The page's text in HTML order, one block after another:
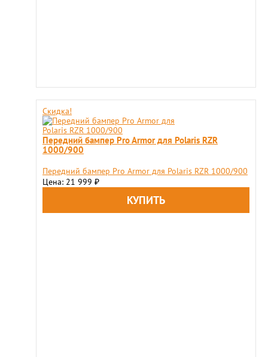
Скидка!
Передний бампер Pro Armor для Polaris RZR
1000/900
Передний бампер Pro Armor для Polaris RZR 1000/900
Цена: 21 999 ₽